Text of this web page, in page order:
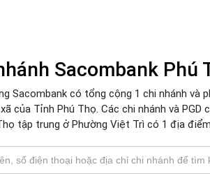
Sacombank Phú
Sacombank có tổng cộng 1 chi nhánh và
của Tỉnh Phú Thọ. Các chi nhánh và PGD
tập trung ở Phường Việt Trì có 1 địa